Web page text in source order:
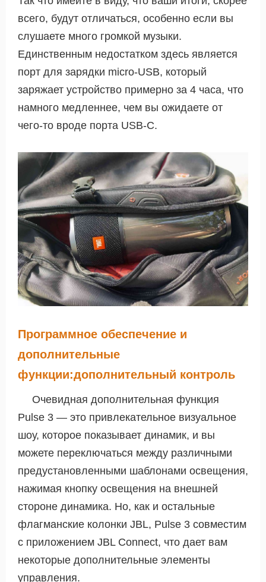
всего, будут отличаться, особенно если вы
слушаете много громкой музыки.
Единственным недостатком здесь является
порт для зарядки micro-USB, который
заряжает устройство примерно за 4 часа, что
намного медленнее, чем вы ожидаете от
чего-то вроде порта USB-C.
Программное обеспечение и
дополнительные
функции:дополнительный контроль
Очевидная дополнительная функция
Pulse 3 — это привлекательное визуальное
шоу, которое показывает динамик, и вы
можете переключаться между различными
предустановленными шаблонами освещения,
нажимая кнопку освещения на внешней
стороне динамика. Но, как и остальные
флагманские колонки JBL, Pulse 3 совместим
с приложением JBL Connect, что дает вам
некоторые дополнительные элементы
управления.